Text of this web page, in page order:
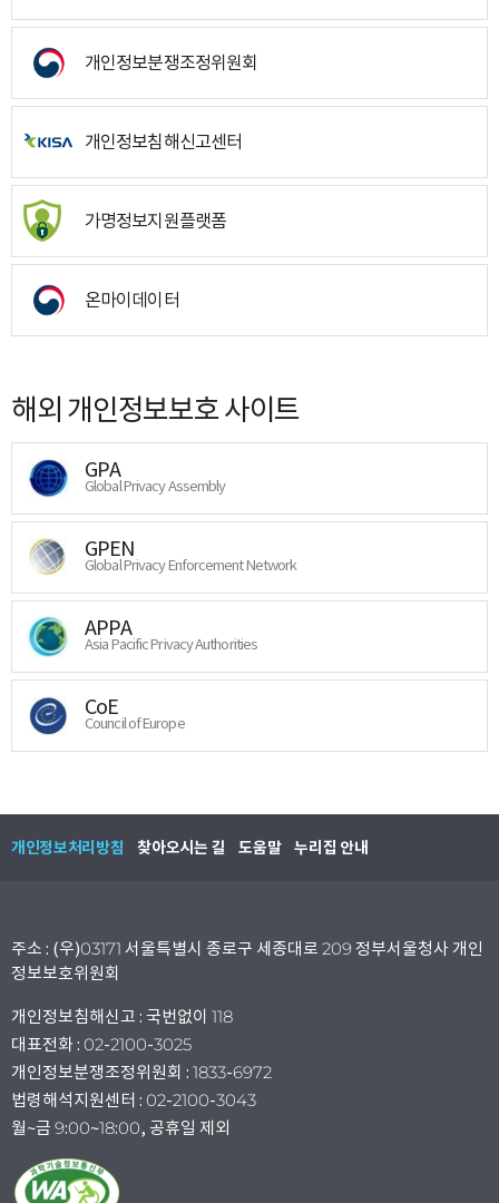
개인정보분쟁조정위원회
개인정보침해신고센터
가명정보지원플랫폼
온마이데이터
해외 개인정보보호 사이트
GPA
Global Privacy Assembly
GPEN
Global Privacy Enforcement Network
APPA
Asia Pacific Privacy Authorities
CoE
Council of Europe
개인정보처리방침 찾아오시는 길 도움말 누리집 안내
주소 : (우)03171 서울특별시 종로구 세종대로 209 정부서울청사 개인
정보보호위원회
개인정보침해신고 : 국번없이 118
대표전화 : 02-2100-3025
개인정보분쟁조정위원회 : 1833-6972
법령해석지원센터 : 02-2100-3043
월~금 9:00~18:00, 공휴일 제외